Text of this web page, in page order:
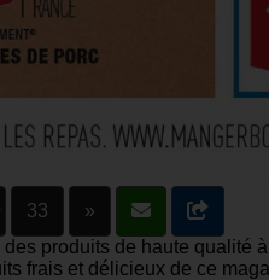
33
»
produits de haute qualité
frais et délicieux de ce